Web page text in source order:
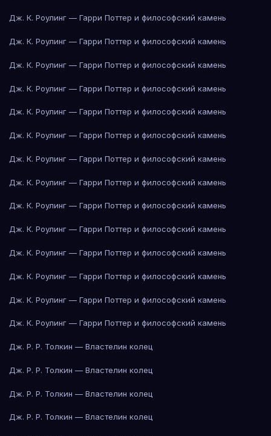
Дж. К. Роулинг — Гарри Поттер и философский камень
Дж. К. Роулинг — Гарри Поттер и философский камень
Дж. К. Роулинг — Гарри Поттер и философский камень
Дж. К. Роулинг — Гарри Поттер и философский камень
Дж. К. Роулинг — Гарри Поттер и философский камень
Дж. К. Роулинг — Гарри Поттер и философский камень
Дж. К. Роулинг — Гарри Поттер и философский камень
Дж. К. Роулинг — Гарри Поттер и философский камень
Дж. К. Роулинг — Гарри Поттер и философский камень
Дж. К. Роулинг — Гарри Поттер и философский камень
Дж. К. Роулинг — Гарри Поттер и философский камень
Дж. К. Роулинг — Гарри Поттер и философский камень
Дж. К. Роулинг — Гарри Поттер и философский камень
Дж. К. Роулинг — Гарри Поттер и философский камень
Дж. Р. Р. Толкин — Властелин колец
Дж. Р. Р. Толкин — Властелин колец
Дж. Р. Р. Толкин — Властелин колец
Дж. Р. Р. Толкин — Властелин колец